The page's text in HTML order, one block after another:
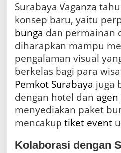
Surabaya Vaganza
konsep baru, yaitu
bunga dan permainan
diharapkan mampu
pengalaman visual
berkelas bagi para
Pemkot Surabaya juga
dengan hotel dan agen
menyediakan paket
mencakup tiket event
Kolaborasi dengan